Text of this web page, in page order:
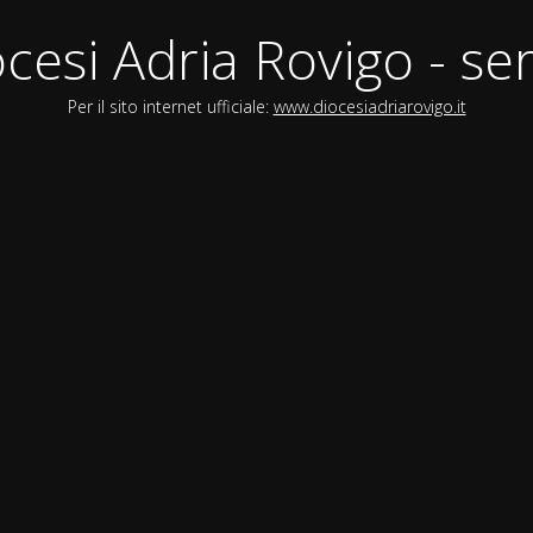
Adria Rovigo -
Per il sito internet ufficiale: www.diocesiadriarovigo.it